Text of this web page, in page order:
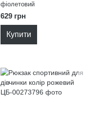
фіолетовий
629 грн
Купити